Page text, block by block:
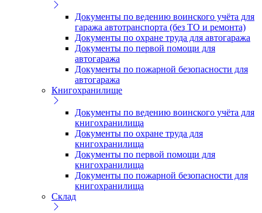
Документы по ведению воинского учёта для
гаража автотранспорта (без ТО и ремонта)
Документы по охране труда для автогаража
Документы по первой помощи для
автогаража
Документы по пожарной безопасности для
автогаража
Книгохранилище
Документы по ведению воинского учёта для
книгохранилища
Документы по охране труда для
книгохранилища
Документы по первой помощи для
книгохранилища
Документы по пожарной безопасности для
книгохранилища
Склад